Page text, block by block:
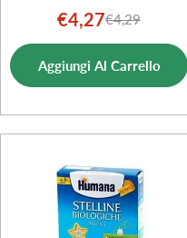
Prezzo
di
vendita
€4,27Prezzo
normale
€4,29
Aggiungi Al Carrello